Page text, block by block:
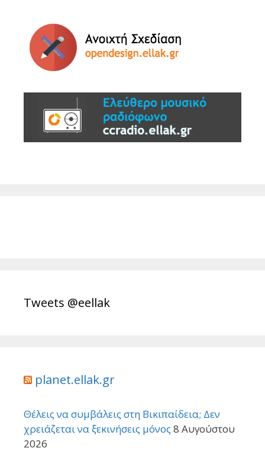
Tweets @eellak
planet.ellak.gr
Θέλεις να συμβάλεις στη Βικιπαίδεια; Δεν
χρειάζεται να ξεκινήσεις μόνος 8 Αυγούστου
2026